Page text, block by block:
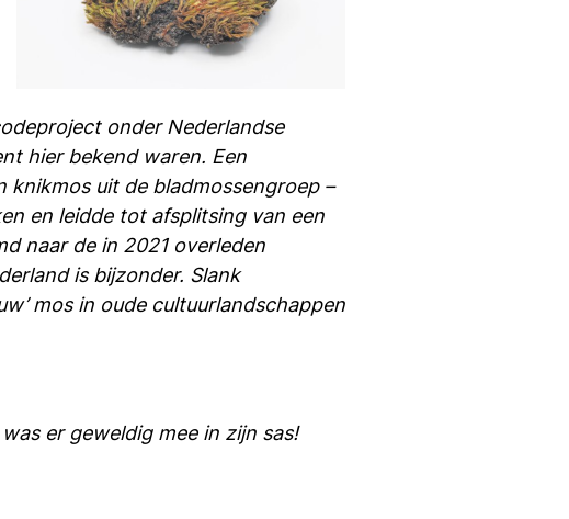
onder Nederlandse
hier bekend waren. Een
uit de bladmossengroep –
en leidde tot afsplitsing van een
naar de in 2021 overleden
is bijzonder. Slank
mos in oude cultuurlandschappen
er geweldig mee in zijn sas!